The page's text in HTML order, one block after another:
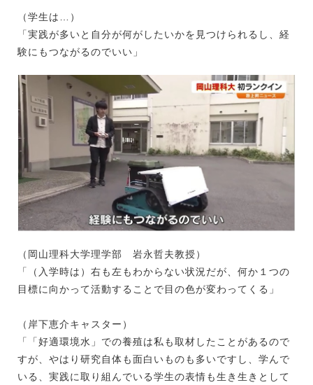
（学生は…）
「実践が多いと自分が何がしたいかを見つけられるし、経
験にもつながるのでいい」
（岡山理科大学理学部 岩永哲夫教授）
「（入学時は）右も左もわからない状況だが、何か１つの
目標に向かって活動することで目の色が変わってくる」
（岸下恵介キャスター）
「「好適環境水」での養殖は私も取材したことがあるので
すが、やはり研究自体も面白いものも多いですし、学んで
いる、実践に取り組んでいる学生の表情も生き生きとして